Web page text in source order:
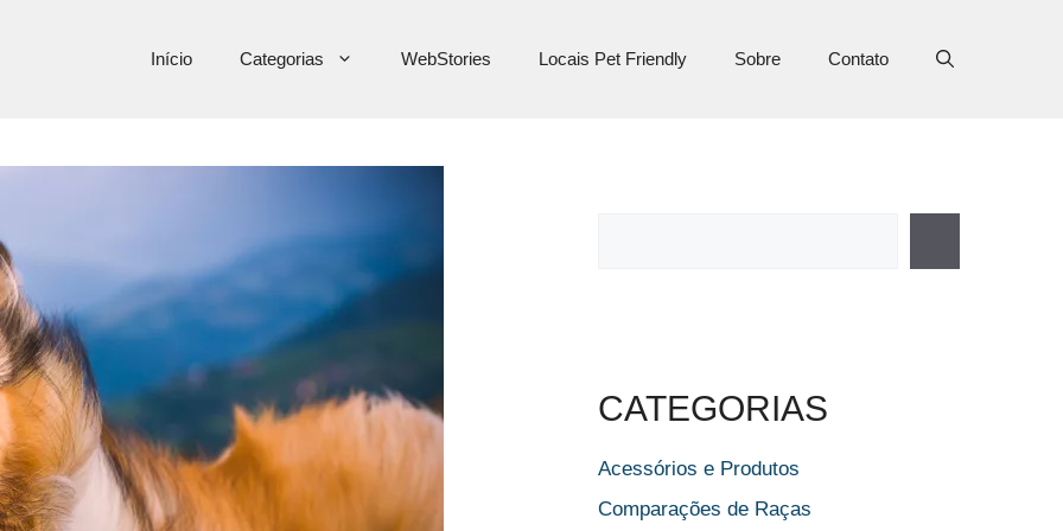
Início Categorias WebStories Locais Pet Friendly Sobre Contato
CATEGORIAS
Acessórios e Produtos
Comparações de Raças